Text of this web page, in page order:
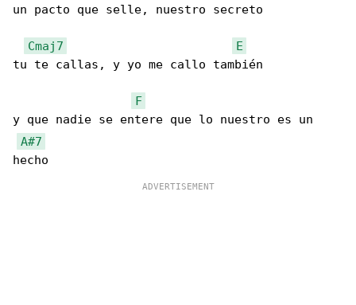
un pacto que selle, nuestro secreto
Cmaj7
E
tu te callas, y yo me callo también
F
y que nadie se entere que lo nuestro es un
A#7